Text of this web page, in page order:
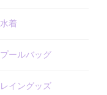
水着
プールバッグ
レイングッズ